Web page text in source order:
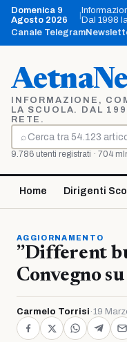
Vai
contenuto
Domenica 9
Agosto 2026
|Dal 1998
Canale Telegram
INFORMAZIONE,
LA SCUOLA. DAL
RETE.
⌕
Cerca
9.786 utenti registrati · 704
Home Dirigenti
AGGIORNAMENTO
”Different
Convegno
Carmelo Torrisi ·19